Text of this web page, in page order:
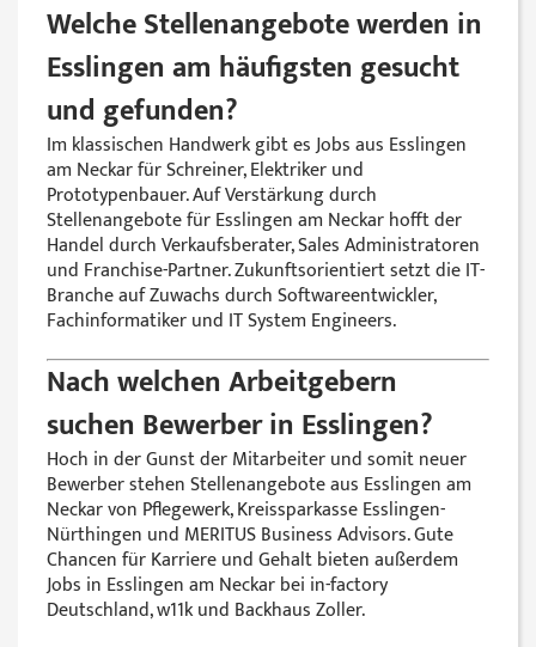
Welche Stellenangebote werden in
Esslingen am häufigsten gesucht
und gefunden?
Im klassischen Handwerk gibt es Jobs aus Esslingen
am Neckar für Schreiner, Elektriker und
Prototypenbauer. Auf Verstärkung durch
Stellenangebote für Esslingen am Neckar hofft der
Handel durch Verkaufsberater, Sales Administratoren
und Franchise-Partner. Zukunftsorientiert setzt die IT-
Branche auf Zuwachs durch Softwareentwickler,
Fachinformatiker und IT System Engineers.
Nach welchen Arbeitgebern
suchen Bewerber in Esslingen?
Hoch in der Gunst der Mitarbeiter und somit neuer
Bewerber stehen Stellenangebote aus Esslingen am
Neckar von Pflegewerk, Kreissparkasse Esslingen-
Nürthingen und MERITUS Business Advisors. Gute
Chancen für Karriere und Gehalt bieten außerdem
Jobs in Esslingen am Neckar bei in-factory
Deutschland, w11k und Backhaus Zoller.